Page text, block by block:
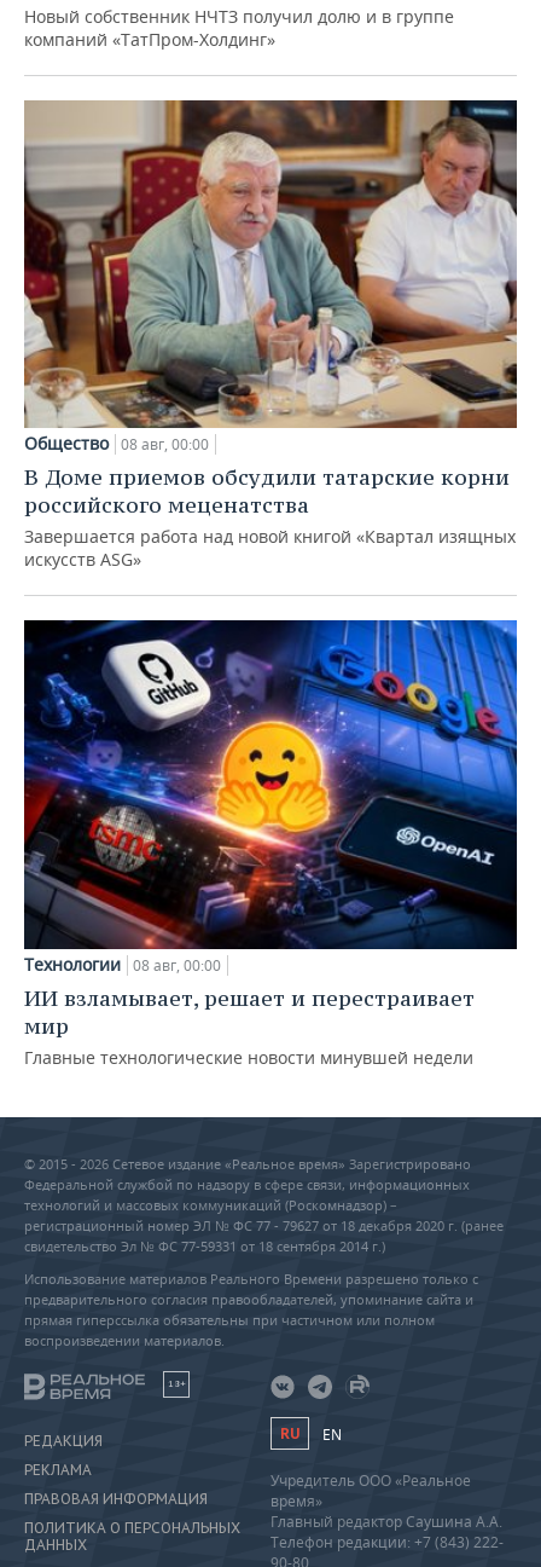
Новый собственник НЧТЗ получил долю и в группе
компаний «ТатПром-Холдинг»
Общество 08 авг, 00:00
В Доме приемов обсудили татарские корни
российского меценатства
Завершается работа над новой книгой «Квартал изящных
искусств ASG»
Технологии 08 авг, 00:00
ИИ взламывает, решает и перестраивает
мир
Главные технологические новости минувшей недели
© 2015 - 2026 Сетевое издание «Реальное время» Зарегистрировано
Федеральной службой по надзору в сфере связи, информационных
технологий и массовых коммуникаций (Роскомнадзор) –
регистрационный номер ЭЛ № ФС 77 - 79627 от 18 декабря 2020 г. (ранее
свидетельство Эл № ФС 77-59331 от 18 сентября 2014 г.)
Использование материалов Реального Времени разрешено только с
предварительного согласия правообладателей, упоминание сайта и
прямая гиперссылка обязательны при частичном или полном
воспроизведении материалов.
18+
РЕДАКЦИЯ
РЕКЛАМА
ПРАВОВАЯ ИНФОРМАЦИЯ
ПОЛИТИКА О ПЕРСОНАЛЬНЫХ
ДАННЫХ
RU EN
Учредитель ООО «Реальное
время»
Главный редактор Саушина А.А.
Телефон редакции: +7 (843) 222-
90-80